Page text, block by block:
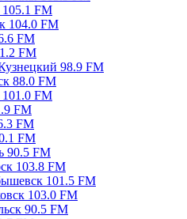
FM
104.0 FM
FM
FM
98.9 FM
88.0 FM
FM
FM
FM
FM
90.5 FM
103.8 FM
101.5 FM
103.0 FM
90.5 FM